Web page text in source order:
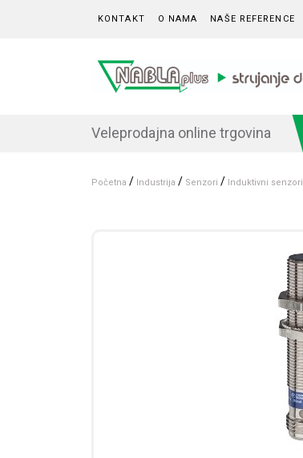
KONTAKT O NAMA NAŠE REFERENCE
Veleprodajna online trgovina
Početna / Industrija / Senzori / Induktivni senzori